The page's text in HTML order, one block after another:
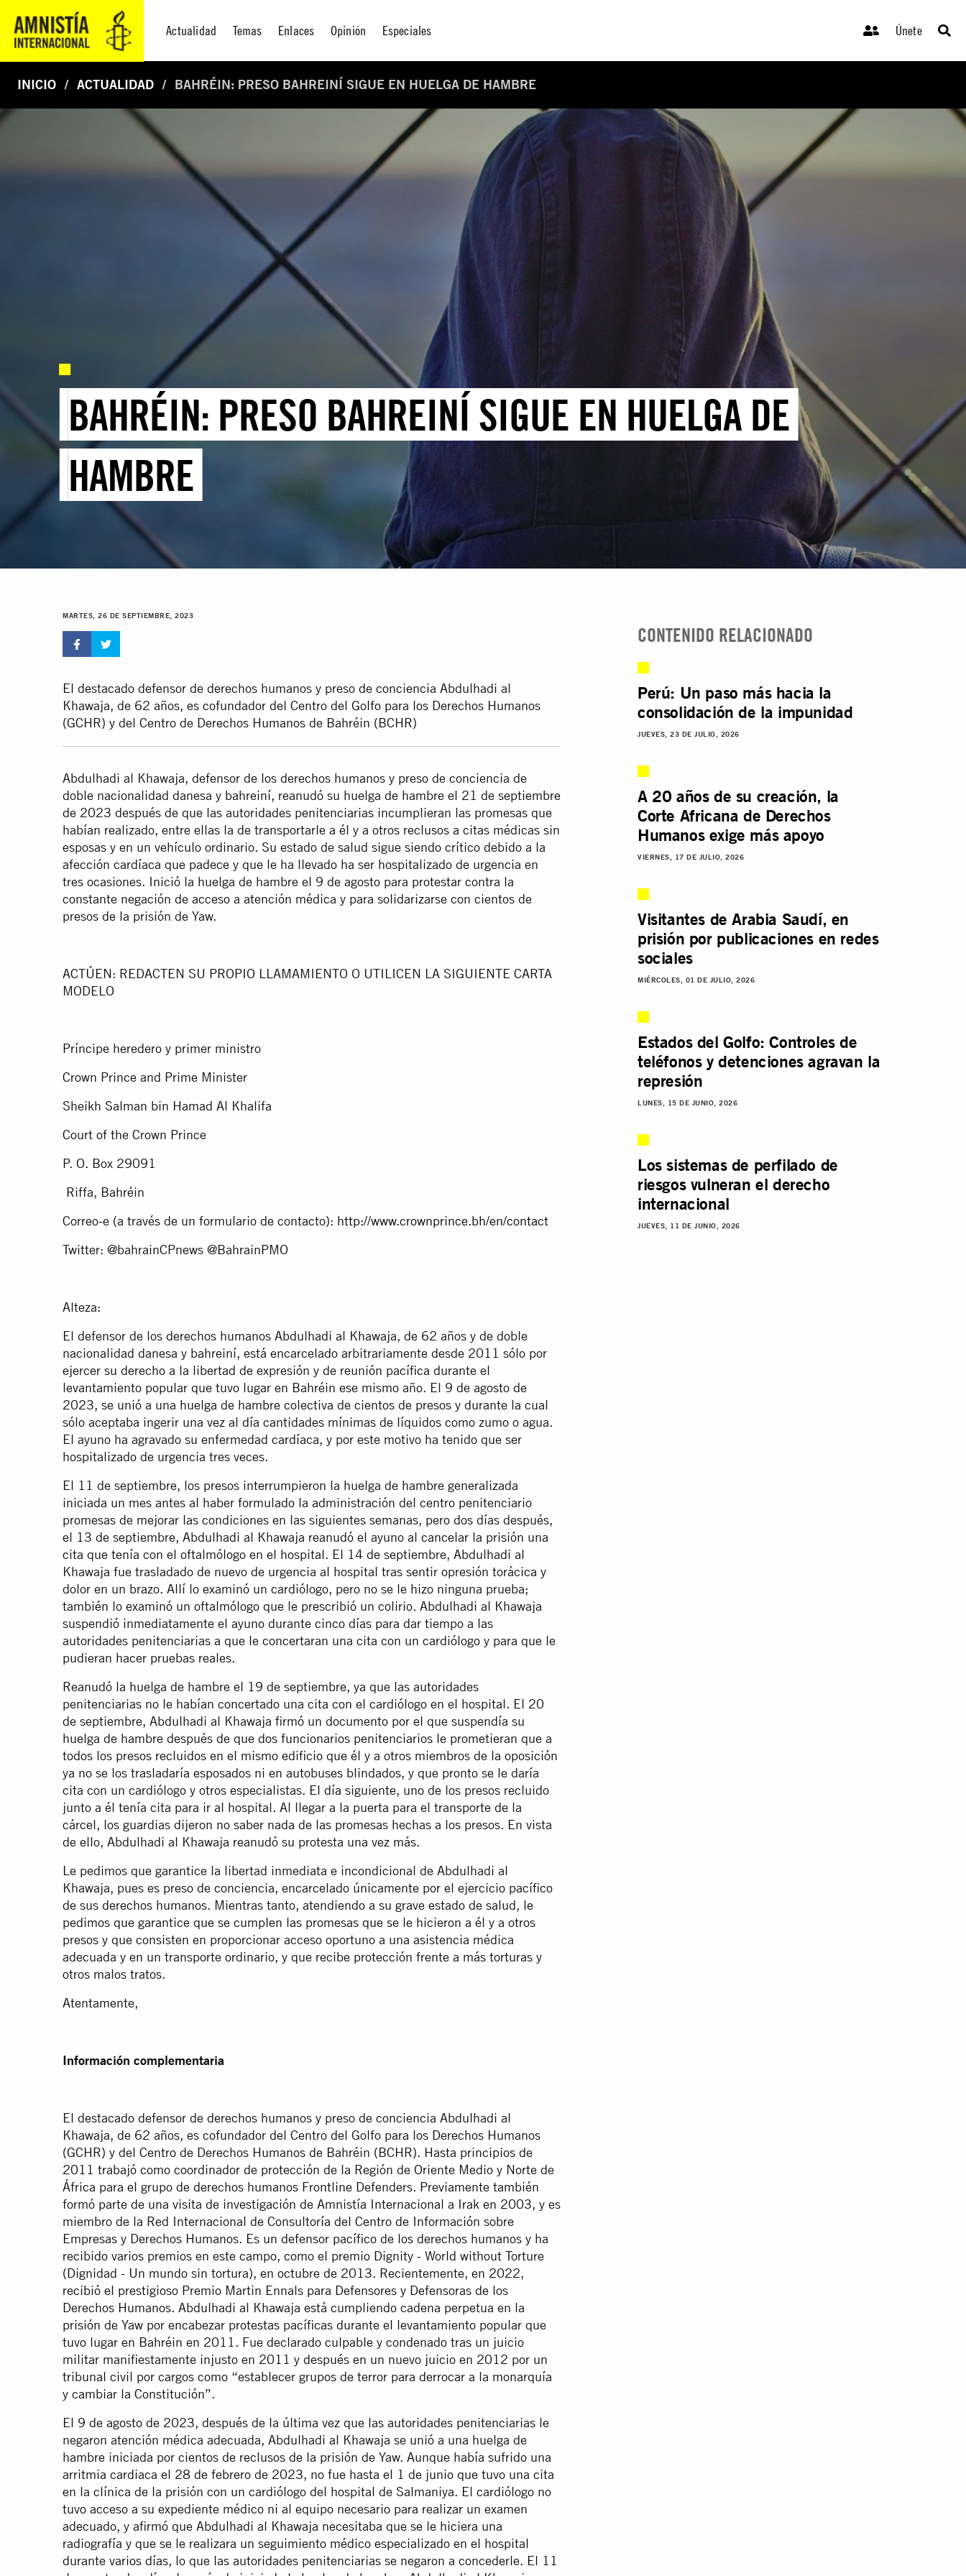
Actualidad Temas Enlaces Opinión Especiales Únete
INICIO ACTUALIDAD BAHRÉIN: PRESO BAHREINÍ SIGUE EN HUELGA DE HAMBRE
BAHRÉIN: PRESO BAHREINÍ SIGUE EN HUELGA DE
HAMBRE
MARTES, 26 DE SEPTIEMBRE, 2023
El destacado defensor de derechos humanos y preso de conciencia Abdulhadi al
Khawaja, de 62 años, es cofundador del Centro del Golfo para los Derechos Humanos
(GCHR) y del Centro de Derechos Humanos de Bahréin (BCHR)
Abdulhadi al Khawaja, defensor de los derechos humanos y preso de conciencia de
doble nacionalidad danesa y bahreiní, reanudó su huelga de hambre el 21 de septiembre
de 2023 después de que las autoridades penitenciarias incumplieran las promesas que
habían realizado, entre ellas la de transportarle a él y a otros reclusos a citas médicas sin
esposas y en un vehículo ordinario. Su estado de salud sigue siendo crítico debido a la
afección cardíaca que padece y que le ha llevado ha ser hospitalizado de urgencia en
tres ocasiones. Inició la huelga de hambre el 9 de agosto para protestar contra la
constante negación de acceso a atención médica y para solidarizarse con cientos de
presos de la prisión de Yaw.
ACTÚEN: REDACTEN SU PROPIO LLAMAMIENTO O UTILICEN LA SIGUIENTE CARTA
MODELO
Príncipe heredero y primer ministro
Crown Prince and Prime Minister
Sheikh Salman bin Hamad Al Khalifa
Court of the Crown Prince
P. O. Box 29091
Riffa, Bahréin
Correo-e (a través de un formulario de contacto): http://www.crownprince.bh/en/contact
Twitter: @bahrainCPnews @BahrainPMO
Alteza:
El defensor de los derechos humanos Abdulhadi al Khawaja, de 62 años y de doble
nacionalidad danesa y bahreiní, está encarcelado arbitrariamente desde 2011 sólo por
ejercer su derecho a la libertad de expresión y de reunión pacífica durante el
levantamiento popular que tuvo lugar en Bahréin ese mismo año. El 9 de agosto de
2023, se unió a una huelga de hambre colectiva de cientos de presos y durante la cual
sólo aceptaba ingerir una vez al día cantidades mínimas de líquidos como zumo o agua.
El ayuno ha agravado su enfermedad cardíaca, y por este motivo ha tenido que ser
hospitalizado de urgencia tres veces.
El 11 de septiembre, los presos interrumpieron la huelga de hambre generalizada
iniciada un mes antes al haber formulado la administración del centro penitenciario
promesas de mejorar las condiciones en las siguientes semanas, pero dos días después,
el 13 de septiembre, Abdulhadi al Khawaja reanudó el ayuno al cancelar la prisión una
cita que tenía con el oftalmólogo en el hospital. El 14 de septiembre, Abdulhadi al
Khawaja fue trasladado de nuevo de urgencia al hospital tras sentir opresión torácica y
dolor en un brazo. Allí lo examinó un cardiólogo, pero no se le hizo ninguna prueba;
también lo examinó un oftalmólogo que le prescribió un colirio. Abdulhadi al Khawaja
suspendió inmediatamente el ayuno durante cinco días para dar tiempo a las
autoridades penitenciarias a que le concertaran una cita con un cardiólogo y para que le
pudieran hacer pruebas reales.
Reanudó la huelga de hambre el 19 de septiembre, ya que las autoridades
penitenciarias no le habían concertado una cita con el cardiólogo en el hospital. El 20
de septiembre, Abdulhadi al Khawaja firmó un documento por el que suspendía su
huelga de hambre después de que dos funcionarios penitenciarios le prometieran que a
todos los presos recluidos en el mismo edificio que él y a otros miembros de la oposición
ya no se los trasladaría esposados ni en autobuses blindados, y que pronto se le daría
cita con un cardiólogo y otros especialistas. El día siguiente, uno de los presos recluido
junto a él tenía cita para ir al hospital. Al llegar a la puerta para el transporte de la
cárcel, los guardias dijeron no saber nada de las promesas hechas a los presos. En vista
de ello, Abdulhadi al Khawaja reanudó su protesta una vez más.
Le pedimos que garantice la libertad inmediata e incondicional de Abdulhadi al
Khawaja, pues es preso de conciencia, encarcelado únicamente por el ejercicio pacífico
de sus derechos humanos. Mientras tanto, atendiendo a su grave estado de salud, le
pedimos que garantice que se cumplen las promesas que se le hicieron a él y a otros
presos y que consisten en proporcionar acceso oportuno a una asistencia médica
adecuada y en un transporte ordinario, y que recibe protección frente a más torturas y
otros malos tratos.
Atentamente,
Información complementaria
El destacado defensor de derechos humanos y preso de conciencia Abdulhadi al
Khawaja, de 62 años, es cofundador del Centro del Golfo para los Derechos Humanos
(GCHR) y del Centro de Derechos Humanos de Bahréin (BCHR). Hasta principios de
2011 trabajó como coordinador de protección de la Región de Oriente Medio y Norte de
África para el grupo de derechos humanos Frontline Defenders. Previamente también
formó parte de una visita de investigación de Amnistía Internacional a Irak en 2003, y es
miembro de la Red Internacional de Consultoría del Centro de Información sobre
Empresas y Derechos Humanos. Es un defensor pacífico de los derechos humanos y ha
recibido varios premios en este campo, como el premio Dignity - World without Torture
(Dignidad - Un mundo sin tortura), en octubre de 2013. Recientemente, en 2022,
recibió el prestigioso Premio Martin Ennals para Defensores y Defensoras de los
Derechos Humanos. Abdulhadi al Khawaja está cumpliendo cadena perpetua en la
prisión de Yaw por encabezar protestas pacíficas durante el levantamiento popular que
tuvo lugar en Bahréin en 2011. Fue declarado culpable y condenado tras un juicio
militar manifiestamente injusto en 2011 y después en un nuevo juicio en 2012 por un
tribunal civil por cargos como “establecer grupos de terror para derrocar a la monarquía
y cambiar la Constitución”.
El 9 de agosto de 2023, después de la última vez que las autoridades penitenciarias le
negaron atención médica adecuada, Abdulhadi al Khawaja se unió a una huelga de
hambre iniciada por cientos de reclusos de la prisión de Yaw. Aunque había sufrido una
arritmia cardiaca el 28 de febrero de 2023, no fue hasta el 1 de junio que tuvo una cita
en la clínica de la prisión con un cardiólogo del hospital de Salmaniya. El cardiólogo no
tuvo acceso a su expediente médico ni al equipo necesario para realizar un examen
adecuado, y afirmó que Abdulhadi al Khawaja necesitaba que se le hiciera una
radiografía y que se le realizara un seguimiento médico especializado en el hospital
durante varios días, lo que las autoridades penitenciarias se negaron a concederle. El 11
CONTENIDO RELACIONADO
Perú: Un paso más hacia la
consolidación de la impunidad
JUEVES, 23 DE JULIO, 2026
A 20 años de su creación, la
Corte Africana de Derechos
Humanos exige más apoyo
VIERNES, 17 DE JULIO, 2026
Visitantes de Arabia Saudí, en
prisión por publicaciones en redes
sociales
MIÉRCOLES, 01 DE JULIO, 2026
Estados del Golfo: Controles de
teléfonos y detenciones agravan la
represión
LUNES, 15 DE JUNIO, 2026
Los sistemas de perfilado de
riesgos vulneran el derecho
internacional
JUEVES, 11 DE JUNIO, 2026